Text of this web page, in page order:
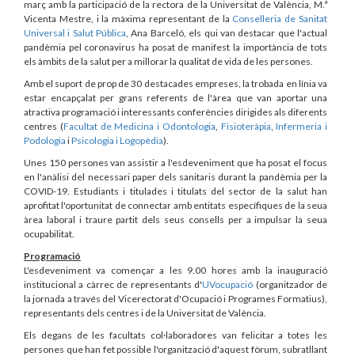
març amb la participació de la rectora de la Universitat de València, M.ª
Vicenta Mestre, i la màxima representant de la Conselleria de Sanitat
Universal i Salut Pública, Ana Barceló, els qui van destacar que l'actual
pandèmia pel coronavirus ha posat de manifest la importància de tots
els àmbits de la salut per a millorar la qualitat de vida de les persones.
Amb el suport de prop de 30 destacades empreses, la trobada en línia va
estar encapçalat per grans referents de l'àrea que van aportar una
atractiva programació i interessants conferències dirigides als diferents
centres (Facultat de Medicina i Odontologia, Fisioteràpia,Infermeria i
Podologia iPsicologia i Logopèdia).
Unes 150 persones van assistir a l'esdeveniment que ha posat el focus
en l'anàlisi del necessari paper dels sanitaris durant la pandèmia per la
COVID-19. Estudiants i titulades i titulats del sector de la salut han
aprofitat l'oportunitat de connectar amb entitats específiques de la seua
àrea laboral i traure partit dels seus consells per a impulsar la seua
ocupabilitat.
Programació
L'esdeveniment va començar a les 9.00 hores amb la inauguració
institucional a càrrec de representants d'UVocupació (organitzador de
la jornada a través del Vicerectorat d'Ocupació i Programes Formatius),
representants dels centres i de la Universitat de València.
Els degans de les facultats col·laboradores van felicitar a totes les
persones que han fet possible l'organització d'aquest fòrum, subratllant